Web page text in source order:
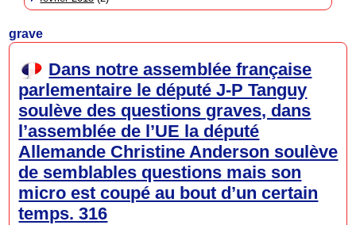
grave
Dans notre assemblée française
parlementaire le député J-P Tanguy
soulève des questions graves, dans
l’assemblée de l’UE la député
Allemande Christine Anderson soulève
de semblables questions mais son
micro est coupé au bout d’un certain
temps. 316